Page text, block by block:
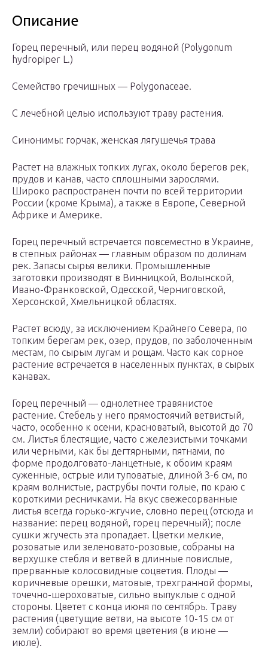
Описание
Горец перечный, или перец водяной (Polygonum
hydropiper L.)
Семейство гречишных — Polygonaceae.
С лечебной целью используют траву растения.
Синонимы: горчак, женская лягушечья трава
Растет на влажных топких лугах, около берегов рек,
прудов и канав, часто сплошными зарослями.
Широко распространен почти по всей территории
России (кроме Крыма), а также в Европе, Северной
Африке и Америке.
Горец перечный встречается повсеместно в Украине,
в степных районах — главным образом по долинам
рек. Запасы сырья велики. Промышленные
заготовки производят в Винницкой, Волынской,
Ивано-Франковской, Одесской, Черниговской,
Херсонской, Хмельницкой областях.
Растет всюду, за исключением Крайнего Севера, по
топким берегам рек, озер, прудов, по заболоченным
местам, по сырым лугам и рощам. Часто как сорное
растение встречается в населенных пунктах, в сырых
канавах.
Горец перечный — однолетнее травянистое
растение. Стебель у него прямостоячий ветвистый,
часто, особенно к осени, красноватый, высотой до 70
см. Листья блестящие, часто с железистыми точками
или черными, как бы дегтярными, пятнами, по
форме продолговато-ланцетные, к обоим краям
суженные, острые или туповатые, длиной 3-6 см, по
краям волнистые, раструбы почти голые, по краю с
короткими ресничками. На вкус свежесорванные
листья всегда горько-жгучие, словно перец (отсюда и
название: перец водяной, горец перечный); после
сушки жгучесть эта пропадает. Цветки мелкие,
розоватые или зеленовато-розовые, собраны на
верхушке стебля и ветвей в длинные повислые,
прерванные колосовидные соцветия. Плоды —
коричневые орешки, матовые, трехгранной формы,
точечно-шероховатые, сильно выпуклые с одной
стороны. Цветет с конца июня по сентябрь. Траву
растения (цветущие ветви, на высоте 10-15 см от
земли) собирают во время цветения (в июне —
июле).